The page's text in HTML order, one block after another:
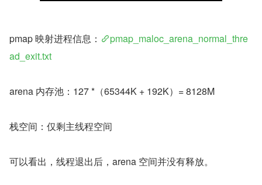
pmap 映射进程信息：
pmap_maloc_arena_normal_thre
ad_exit.txt
arena 内存池：127 *（65344K + 192K）= 8128M
栈空间：仅剩主线程空间
可以看出，线程退出后，arena 空间并没有释放。